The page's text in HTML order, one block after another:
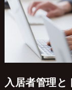
入居者管理と